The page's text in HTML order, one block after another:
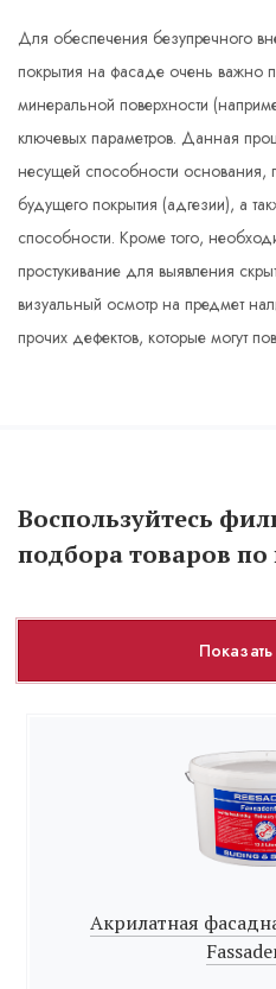
Для обеспечения безупречного
покрытия на фасаде очень важно
минеральной поверхности
ключевых параметров. Данная
несущей способности основания,
будущего покрытия (адгезии), а
способности. Кроме того,
простукивание для выявления
визуальный осмотр на предмет
прочих дефектов, которые могут
Воспользуйтесь
подбора товаров
Акрилатная